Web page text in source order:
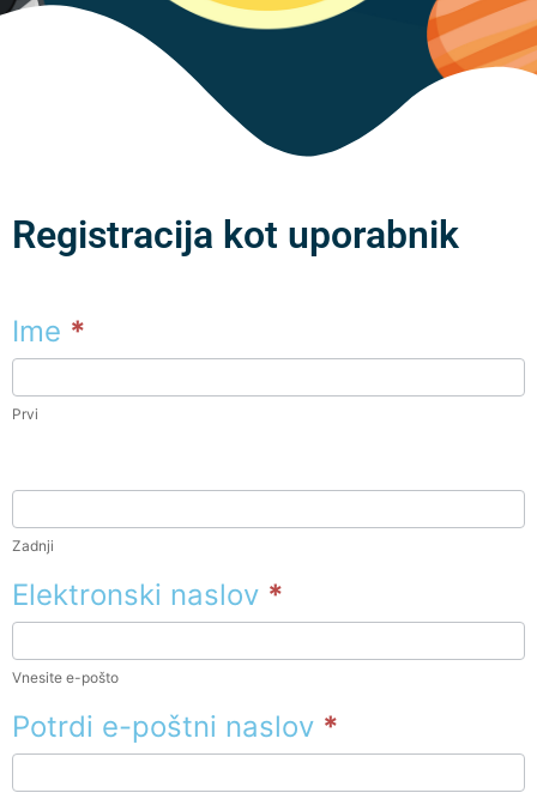
Registracija kot uporabnik
Ime *
Prvi
Zadnji
Elektronski naslov *
Vnesite e-pošto
Potrdi e-poštni naslov *